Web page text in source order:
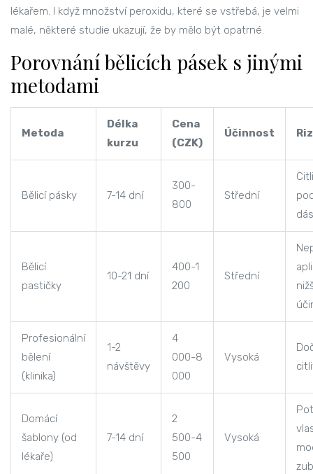
lékařem. I když množství peroxidu, které se vstřebá, je velmi
malé, některé studie ukazují, že by mělo být opatrné.
Porovnání bělicích pásek s jinými
metodami
Metoda
Délka
kurzu
Cena
(CZK)
Účinnost
Bělicí pásky 7-14 dní
300-
800
Střední
Bělicí
pastičky
10-21 dní
400-1
200
Střední
Profesionální
bělení
(klinika)
1-2
návštěvy
4
000-8
000
Vysoká
Domácí
šablony (od
lékaře)
7-14 dní
2
500-4
500
Vysoká